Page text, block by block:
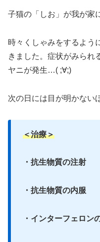
子猫の「しお」が我が家
時々くしゃみをするよう
きました。症状がみられ
ヤニが発生…( ;∀;)
次の日には目が明かない
＜治療＞
・抗生物質の注射
・抗生物質の内服
・インターフェロン